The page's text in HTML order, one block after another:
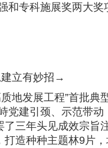
和专科施展奖两大
建立有妙招→
地发展工程”首批典
党建引颈、示范带
了三年头见成效宗旨
打造种种主题林9片